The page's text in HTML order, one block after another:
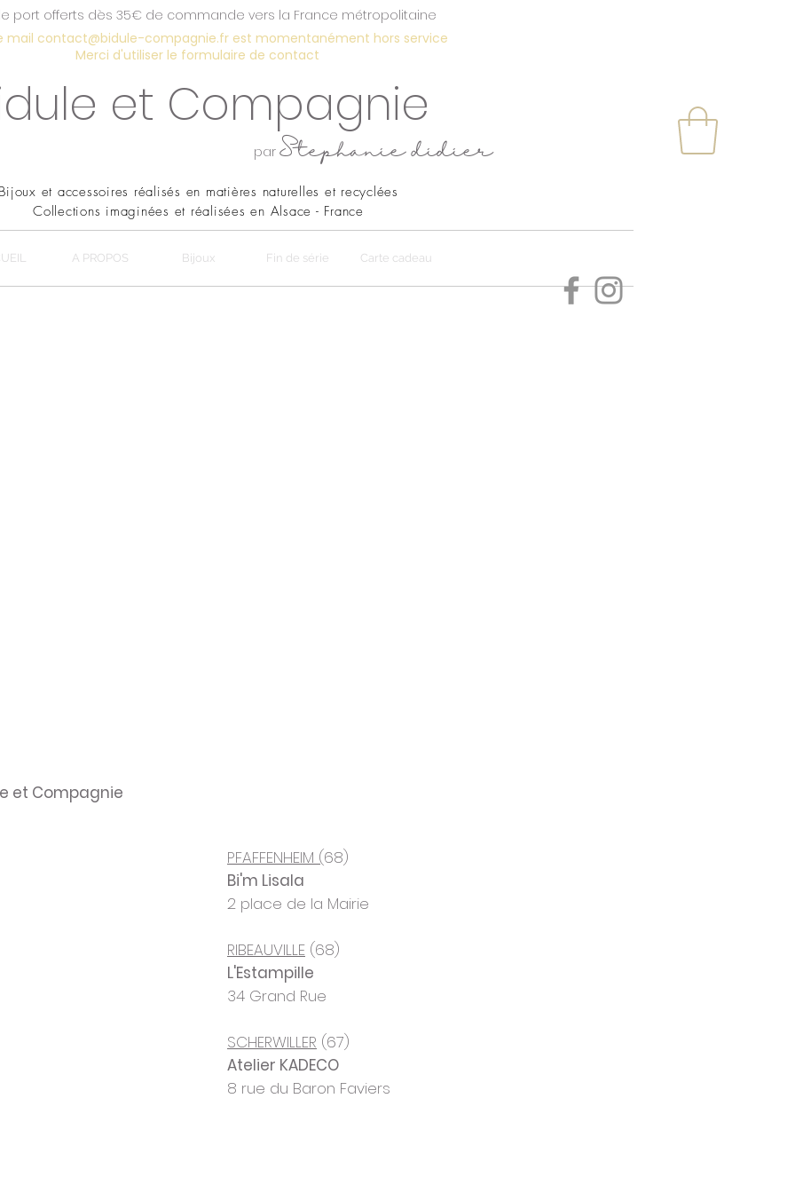
port offerts dès 35€ de commande vers la France métropolitaine
mail contact@bidule-compagnie.frest momentanément hors service
Merci d'utiliser le formulaire de contact
et Compagnie
par Stephanie didier
Bijoux et accessoires réalisés en matières naturelles et recyclées
Collections imaginées et réalisées en Alsace - France
A PROPOS Bijoux Fin de série Carte cadeau
et Compagnie
PFAFFENHEIM (68)
Bi'm Lisala
2 place de la Mairie
RIBEAUVILLE (68)
L'Estampille
34 Grand Rue
SCHERWILLER (67)
Atelier KADECO
8 rue du Baron Faviers